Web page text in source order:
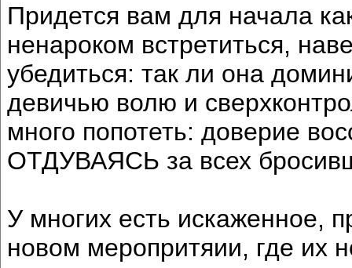
Придется вам для начала
ненароком встретиться,
убедиться: так ли она
девичью волю и
много попотеть: доверие
ОТДУВАЯСЬ за всех
У многих есть искаженное,
новом меропритяии, где их